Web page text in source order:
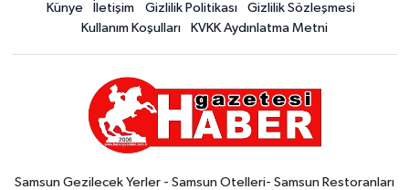
Künye İletişim Gizlilik Politikası
Gizlilik Sözleşmesi
Kullanım Koşulları
KVKK Aydınlatma Metni
Samsun Gezilecek Yerler - Samsun Otelleri- Samsun Restoranları